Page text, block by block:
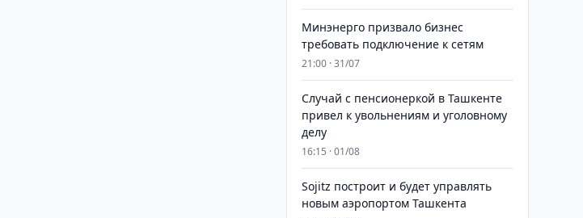
Минэнерго призвало бизнес
требовать подключение к сетям
21:00 · 31/07
Случай с пенсионеркой в Ташкенте
привел к увольнениям и уголовному
делу
16:15 · 01/08
Sojitz построит и будет управлять
новым аэропортом Ташкента